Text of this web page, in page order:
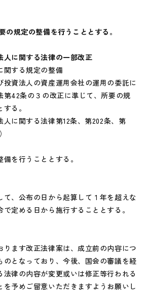
の規定の整備を行うこととする。
に関する法律の一部改正
関する規定の整備
投資法人の資産運用会社の運用の委託に
第42条の３の改正に準じて、所要の規
る。
人に関する法律第12条、第202条、第
を行うこととする。
て、公布の日から起算して１年を超えな
定める日から施行することとする。
ります改正法律案は、成立前の内容につ
のとなっており、今後、国会の審議を経
法律の内容が変更或いは修正等行われる
を予めご留意いただきますようお願いし